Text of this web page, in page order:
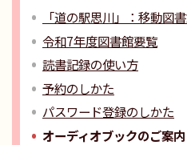
「道の駅思川」：移動図
令和7年度図書館要覧
読書記録の使い方
予約のしかた
パスワード登録のしかた
オーディオブックのご案内